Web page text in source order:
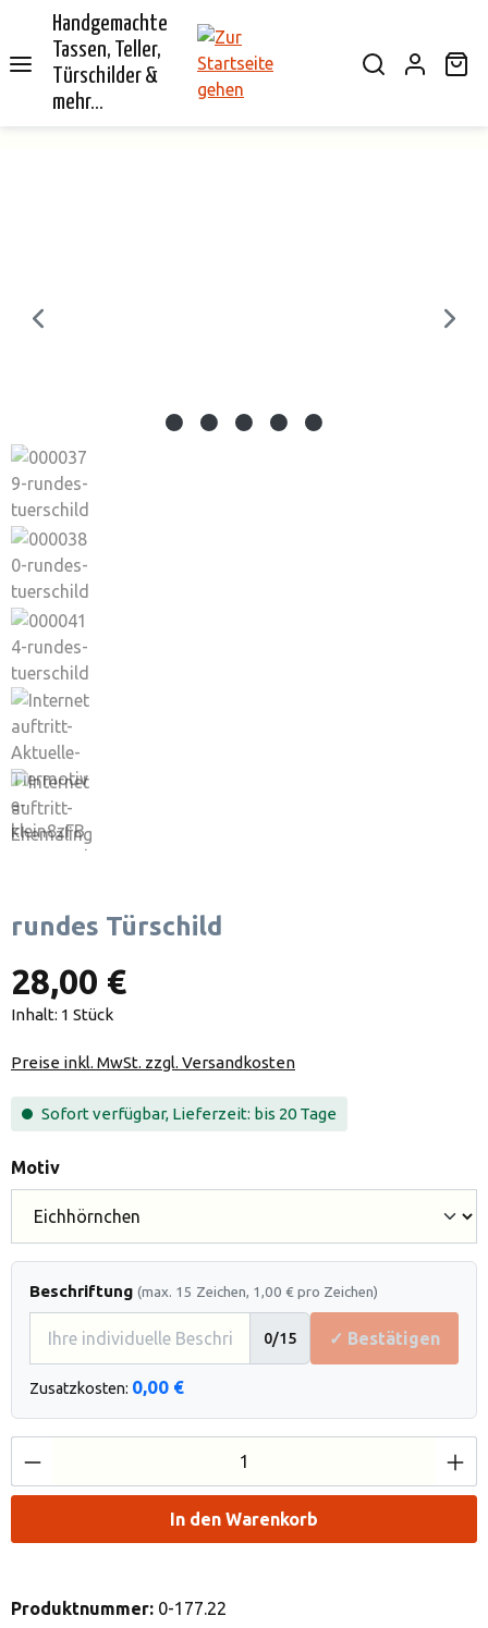
springen
Handgemachte
Tassen, Teller,
Türschilder &
mehr...
rundes Türschild
28,00 €
Inhalt: 1 Stück
Preise inkl. MwSt. zzgl. Versandkosten
Sofort verfügbar, Lieferzeit: bis 20 Tage
Motivauswählen
Beschriftung (max. 15 Zeichen, 1,00 € pro Zeichen)
0/15 ✓ Bestätigen
Zusatzkosten: 0,00 €
Produkt Anzahl: Gib den gewünschten
In den Warenkorb
Produktnummer: 0-177.22